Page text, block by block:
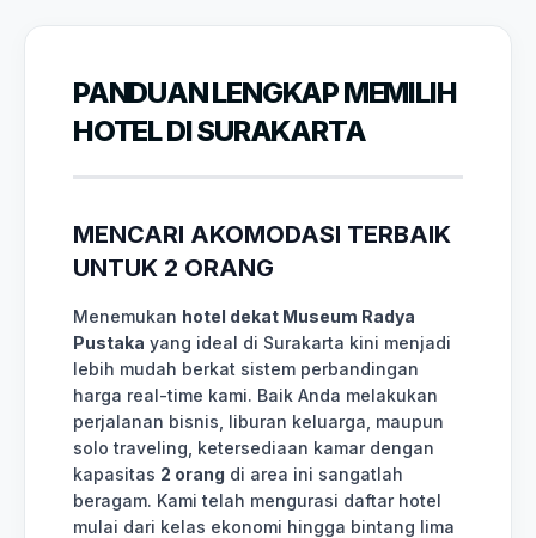
PANDUAN LENGKAP MEMILIH
HOTEL DI SURAKARTA
MENCARI AKOMODASI TERBAIK
UNTUK 2 ORANG
Menemukan hotel dekat Museum Radya
Pustaka yang ideal di Surakarta kini menjadi
lebih mudah berkat sistem perbandingan
harga real-time kami. Baik Anda melakukan
perjalanan bisnis, liburan keluarga, maupun
solo traveling, ketersediaan kamar dengan
kapasitas 2 orang di area ini sangatlah
beragam. Kami telah mengurasi daftar hotel
mulai dari kelas ekonomi hingga bintang lima